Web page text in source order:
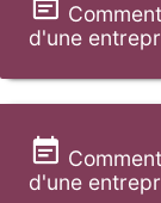
d'une
d'une